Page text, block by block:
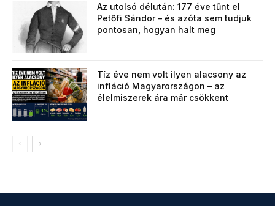
Az utolsó délután: 177 éve tűnt el
Petőfi Sándor – és azóta sem tudjuk
pontosan, hogyan halt meg
Tíz éve nem volt ilyen alacsony az
infláció Magyarországon – az
élelmiszerek ára már csökkent